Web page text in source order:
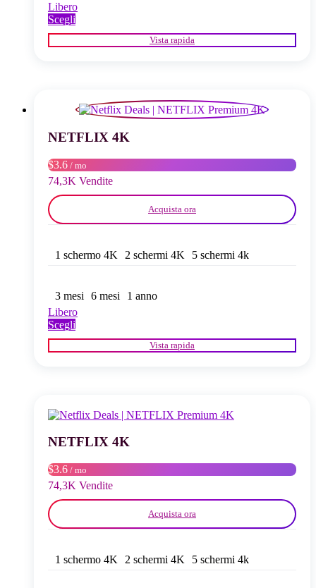
Libero
Scegli
prodotto
ha
possono
essere
scelte
nella
pagina
del
prodotto
Vista rapida
NETFLIX 4K
$3.6 / mo
74,3K Vendite
Acquista ora
1 schermo 4K 2 schermi 4K 5 schermi 4k
3 mesi 6 mesi
1 anno
Libero
Scegli
prodotto
ha
possono
scelte
pagina
del
prodotto
Vista rapida
NETFLIX 4K
$3.6 / mo
74,3K Vendite
Acquista ora
1 schermo 4K 2 schermi 4K 5 schermi 4k